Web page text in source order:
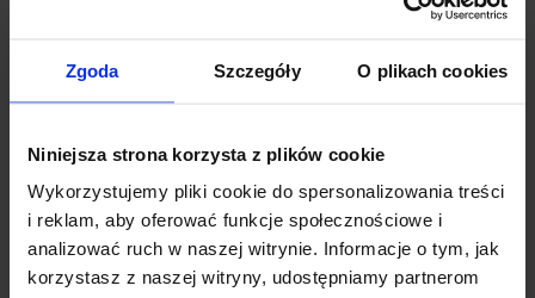
Zgoda Szczegóły O plikach cookies
Niniejsza strona korzysta z plików cookie
Wykorzystujemy pliki cookie do spersonalizowania treści
i reklam, aby oferować funkcje społecznościowe i
analizować ruch w naszej witrynie. Informacje o tym, jak
korzystasz z naszej witryny, udostępniamy partnerom
Technologia akumulatorów litowo-jonowychstała
maksymalną moc przez cały czas, jest o 30% bardziej
energooszczędna i umożliwia ładowanie
Nasze doświadczenie potwierdza ich niezawodność,
jako że zamontowaliśmy już tysiące akumulatorów
litowo-jonowych. Kolejną korzyścią płynącą z
wykorzystywania modułowych akumulatorów jest
większa elastyczność podczas projektowania wózka.